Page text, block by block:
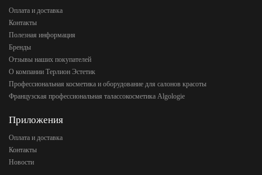
Оплата и доставка
Контакты
Полезная информация
Бренды
Отзывы наших покупателей
О компании Терлион Эстетик
Профессиональная косметика и оборудование для салонов красоты
Французская профессиональная талассокосметика Algologie
Приложения
Оплата и доставка
Контакты
Новости